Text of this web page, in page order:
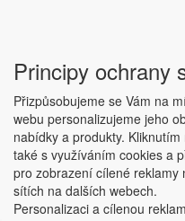
Copyright ©
Principy ochrany
Přizpůsobujeme se Vám na
webu personalizujeme jeho
nabídky a produkty.
také s využíváním cookies a
pro zobrazení cílené
sítích na dalších webech.
Personalizaci a cílenou